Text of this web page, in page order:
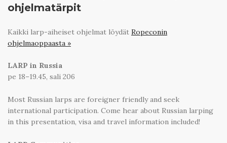
ohjelmatärpit
Kaikki larp-aiheiset ohjelmat löydät Ropeconin
ohjelmaoppaasta »
LARP in Russia
pe 18–19.45, sali 206
Most Russian larps are foreigner friendly and seek
international participation. Come hear about Russian larping
in this presentation, visa and travel information included!